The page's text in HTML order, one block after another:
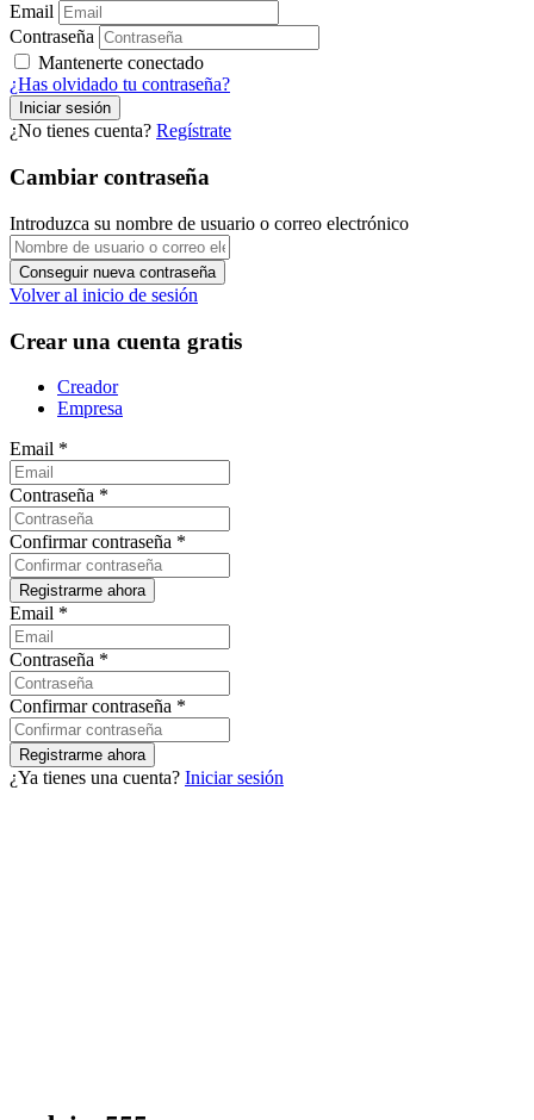
Email
Contraseña
Mantenerte conectado
¿Has olvidado tu contraseña?
¿No tienes cuenta? Regístrate
Cambiar contraseña
Introduzca su nombre de usuario o correo electrónico
Volver al inicio de sesión
Crear una cuenta gratis
Creador
Empresa
Email *
Contraseña *
Confirmar contraseña *
Email *
Contraseña *
Confirmar contraseña *
¿Ya tienes una cuenta? Iniciar sesión